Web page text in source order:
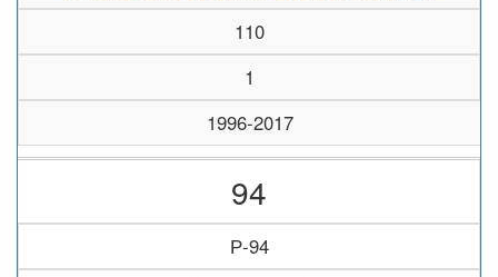
110
1
1996-2017
94
Р-94